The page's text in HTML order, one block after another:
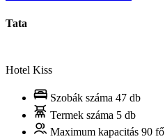
Tata
Hotel Kiss
Szobák száma 47 db
Termek száma 5 db
Maximum kapacitás 90 fő